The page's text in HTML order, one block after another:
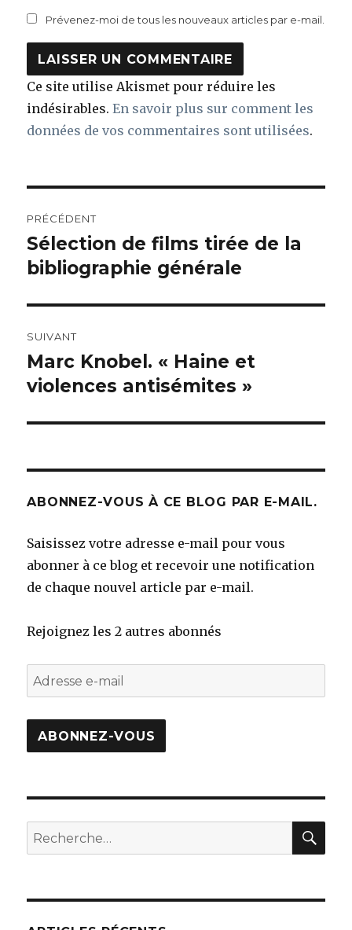
Prévenez-moi de tous les nouveaux articles par e-mail.
Ce site utilise Akismet pour réduire les
indésirables.En savoir plus sur comment les
données de vos commentaires sont utilisées.
de
l’article
PRÉCÉDENT
Article
précédent :
Sélection de films tirée de la
bibliographie générale
SUIVANT
Article
suivant :
Marc Knobel. « Haine et
violences antisémites »
ABONNEZ-VOUS À CE BLOG PAR E-MAIL.
Saisissez votre adresse e-mail pour vous
abonner à ce blog et recevoir une notification
de chaque nouvel article par e-mail.
Rejoignez les 2 autres abonnés
Adresse
e-
mail
ABONNEZ-VOUS
Recherche
pour